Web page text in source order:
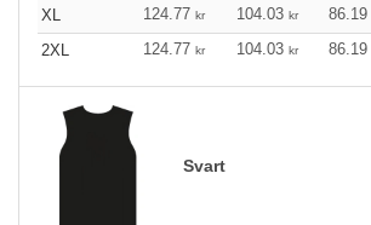
XL
124.77 kr 104.03 kr 86.19
2XL
124.77 kr 104.03 kr 86.19
Svart